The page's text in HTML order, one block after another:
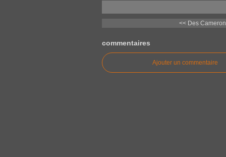
<< Des
commentaires
Ajouter un commentaire